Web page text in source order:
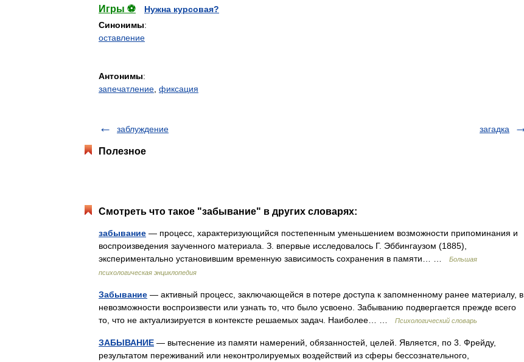
Игры ⚽
Нужна курсовая?
Синонимы:
оставление
Антонимы:
запечатление фиксация
заблуждение загадка
Полезное
Смотреть что такое "забывание" в других словарях:
забывание — процесс, характеризующийся постепенным уменьшением возможности припоминания и
воспроизведения заученного материала. З. впервые исследовалось Г. Эббингаузом (1885),
экспериментально установившим временную зависимость сохранения в памяти… …
Большая
психологическая энциклопедия
Забывание — активный процесс, заключающейся в потере доступа к запомненному ранее материалу, в
невозможности воспроизвести или узнать то, что было усвоено. Забыванию подвергается прежде всего
то, что не актуализируется в контексте решаемых задач. Наиболее… …
Психологический словарь
ЗАБЫВАНИЕ — вытеснение из памяти намерений, обязанностей, целей. Является, по 3. Фрейду,
результатом переживаний или неконтролируемых воздействий из сферы бессознательного,